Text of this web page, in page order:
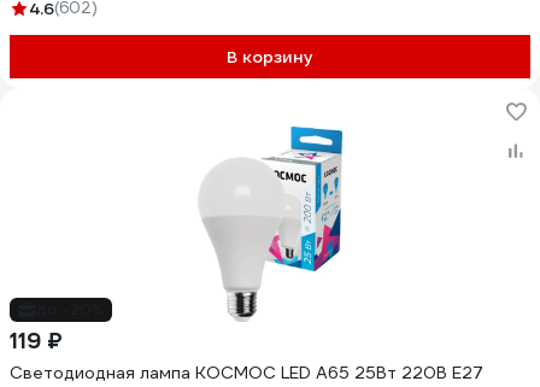
4.6(602)
В корзину
119 ₽
Светодиодная лампа КОСМОС LED A65 25Вт 220В E27